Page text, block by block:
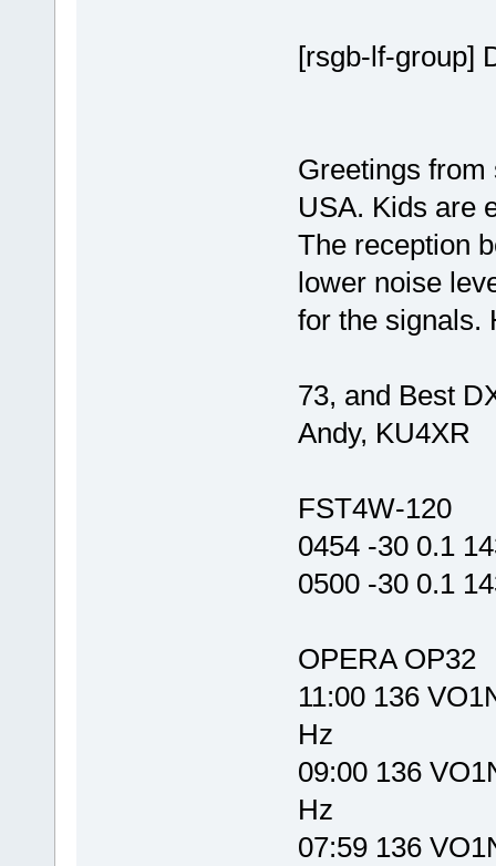
[rsgb-lf-group]
Greetings from
USA. Kids are
The reception
lower noise
for the signals.
73, and Best
Andy, KU4XR
FST4W-120
0454 -30 0.1
0500 -30 0.1
OPERA OP32
11:00 136
Hz
09:00 136
Hz
07:59 136